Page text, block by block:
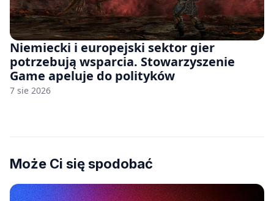
Niemiecki i europejski sektor gier
potrzebują wsparcia. Stowarzyszenie
Game apeluje do polityków
7 sie 2026
Może Ci się spodobać